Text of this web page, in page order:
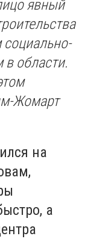
явный
области.
Жомарт
на
а